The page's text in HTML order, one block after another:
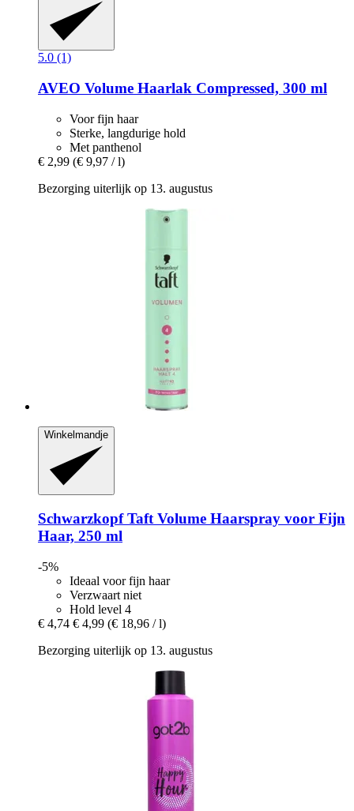
5.0 (1)
AVEO Volume Haarlak Compressed, 300 ml
Voor fijn haar
Sterke, langdurige hold
Met panthenol
€ 2,99 (€ 9,97 / l)
Bezorging uiterlijk op 13. augustus
Winkelmandje
SchwarzkopfTaft Volume Haarspray voor Fijn
Haar, 250 ml
-5%
Ideaal voor fijn haar
Verzwaart niet
Hold level 4
€ 4,74 € 4,99 (€ 18,96 / l)
Bezorging uiterlijk op 13. augustus